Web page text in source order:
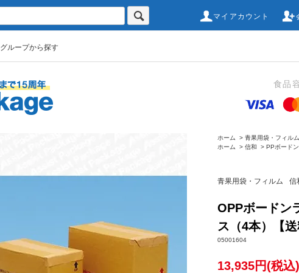
マイアカウント
グループから探す
食品
ホーム > 青果用袋・フィルム
ホーム
> 信和 > PPボード
青果用袋・フィルム 信
OPPボードン
ス（4本）【
05001604
13,935円(税込)